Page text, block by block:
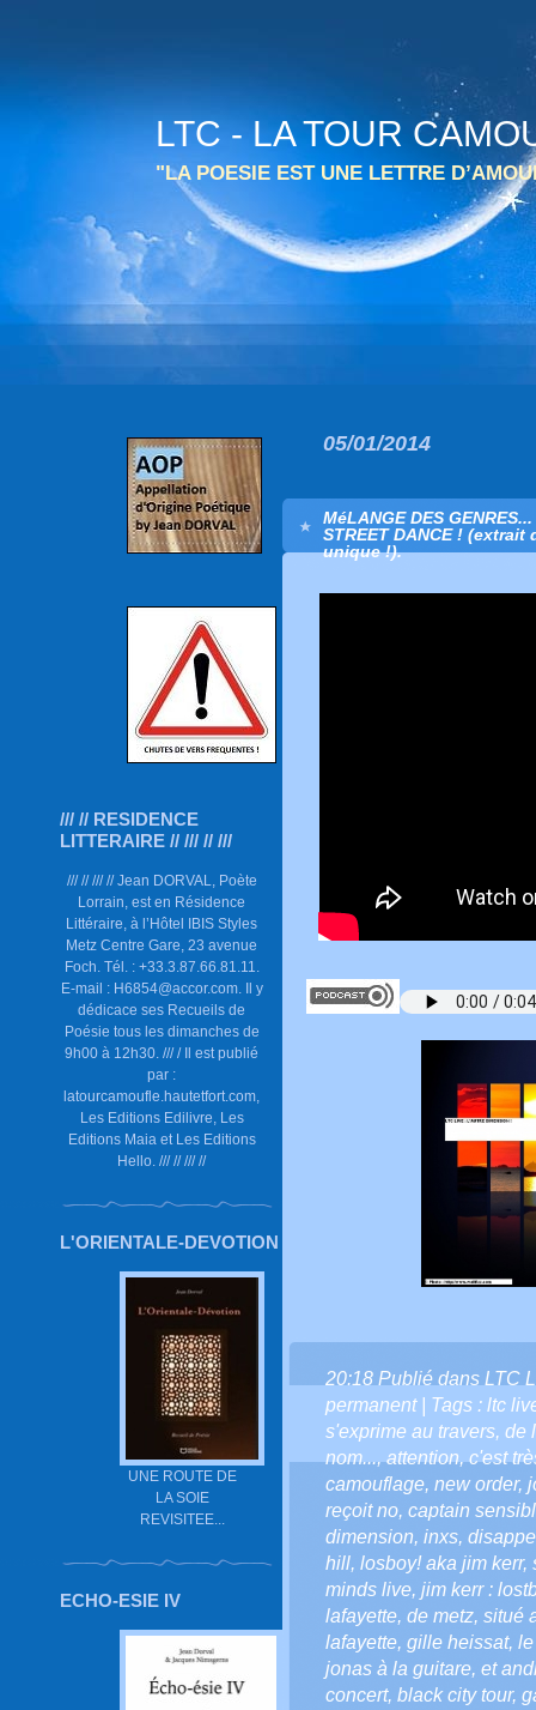
LTC - LA TOUR
"LA POESIE EST UNE LETTRE
/// // RESIDENCE
LITTERAIRE // /// // ///
/// // /// // Jean DORVAL, Poète
Lorrain, est en Résidence
Littéraire, à l’Hôtel IBIS Styles
Metz Centre Gare, 23 avenue
Foch. Tél. : +33.3.87.66.81.11.
E-mail : H6854@accor.com. Il y
dédicace ses Recueils de
Poésie tous les dimanches de
9h00 à 12h30. /// / Il est publié
par :
latourcamoufle.hautetfort.com,
Les Editions Edilivre, Les
Editions Maia et Les Editions
Hello. /// // /// //
L'ORIENTALE-DEVOTION
UNE ROUTE DE
LA SOIE
REVISITEE...
ECHO-ESIE IV
05/01/2014
MéLANGE DES
STREET DANCE !
unique !).
20:18 Publié dans LTC
permanent| Tags : ltc
s'exprime au travers, de
nom...,attention,c'est
camouflage, new order,
reçoit no, captain
dimension, inxs,
hill, losboy! aka jim kerr,
minds live, jim kerr :
lafayette, de metz, situé
lafayette, gille heissat,
jonas à la guitare, et
concert, black city tour,